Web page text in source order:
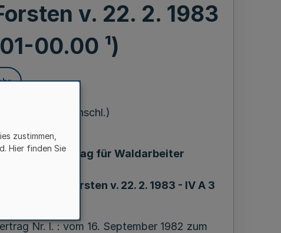
v. 22. 2. 1983
00.00 ¹)
für Waldarbeiter
und Forsten v. 22. 2. 1983 - IV A 3
Nr. l. : vom 16. September 1982 zum
zustimmen,
Hier finden Sie